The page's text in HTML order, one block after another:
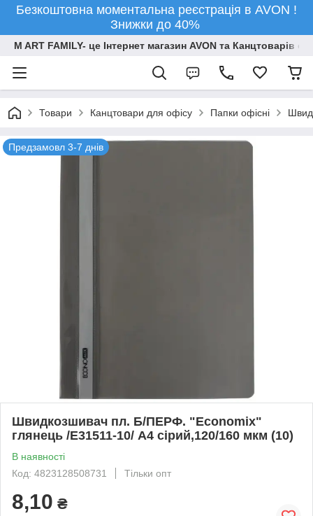
Безкоштовна моментальна реєстрація в AVON !
Знижки до 40%
M ART FAMILY- це Інтернет магазин AVON та Канцтоварів
Товари Канцтовари для офiсу Папки офісні
Предзамовл 3-7 днів
Швидкозшивач пл. Б/ПЕРФ. "Еconomix"
глянець /Е31511-10/ А4 сірий,120/160 мкм (10)
В наявності
Код: 4823128508731
Тільки опт
8,10 ₴